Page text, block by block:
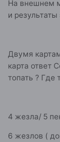
На внешнем
и
Двумя
карта ответ
топать ? Где
4 жезла/ 5
6 жезлов (